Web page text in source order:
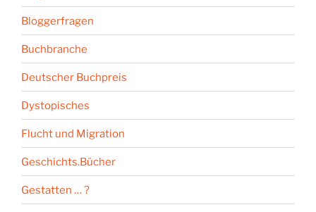
Bloggerfragen
Buchbranche
Deutscher Buchpreis
Dystopisches
Flucht und Migration
Geschichts.Bücher
Gestatten … ?